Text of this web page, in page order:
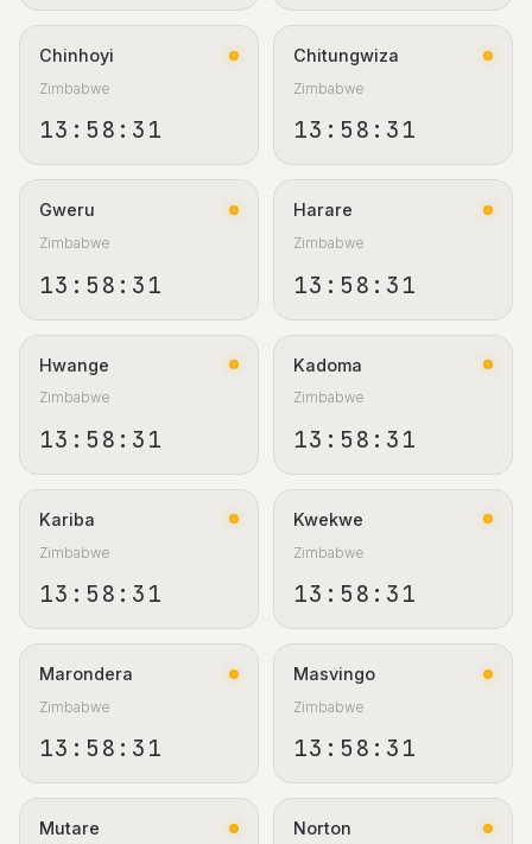
Chinhoyi
Zimbabwe
13:58:31
Chitungwiza
Zimbabwe
13:58:31
Gweru
Zimbabwe
13:58:31
Harare
Zimbabwe
13:58:31
Hwange
Zimbabwe
13:58:31
Kadoma
Zimbabwe
13:58:31
Kariba
Zimbabwe
13:58:31
Kwekwe
Zimbabwe
13:58:31
Marondera
Zimbabwe
13:58:31
Masvingo
Zimbabwe
13:58:31
Mutare Norton